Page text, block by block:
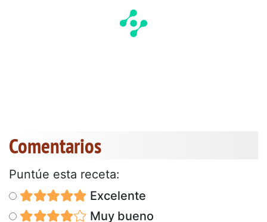
Comentarios
Puntúe esta receta:
Excelente
Muy bueno